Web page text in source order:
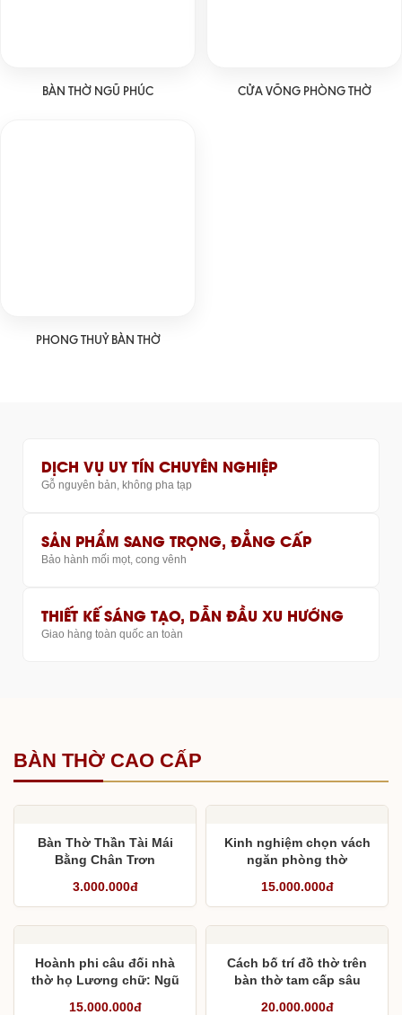
BÀN THỜ NGŨ PHÚC CỬA VÕNG PHÒNG THỜ
PHONG THUỶ BÀN THỜ
DỊCH VỤ UY TÍN CHUYÊN NGHIỆP
Gỗ nguyên bản, không pha tạp
SẢN PHẨM SANG TRỌNG, ĐẲNG CẤP
Bảo hành mối mọt, cong vênh
THIẾT KẾ SÁNG TẠO, DẪN ĐẦU XU HƯỚNG
Giao hàng toàn quốc an toàn
BÀN THỜ CAO CẤP
Bàn Thờ Thần Tài Mái
Bằng Chân Trơn
3.000.000đ
Kinh nghiệm chọn vách
ngăn phòng thờ
15.000.000đ
Hoành phi câu đối nhà
thờ họ Lương chữ: Ngũ
15.000.000đ
Cách bố trí đồ thờ trên
bàn thờ tam cấp sâu
20.000.000đ